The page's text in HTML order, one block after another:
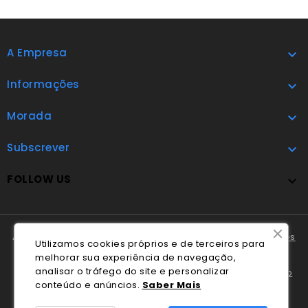
A Empresa 
Informações 
Morada 
Subscrever 
FOLLOW US 
A Cláudio Marques tem disponível o
Livro de Reclamações
Online.
Em caso de litígio o consumidor pode recorrer ao
Centro
Nacional de Informação e Arbitragem de Conflitos de
Utilizamos cookies próprios e de terceiros para
melhorar sua experiência de navegação,
analisar o tráfego do site e personalizar
conteúdo e anúncios. Saber Mais